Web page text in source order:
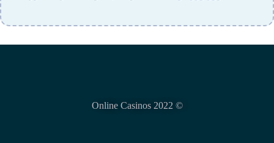
© Online Casinos 2022